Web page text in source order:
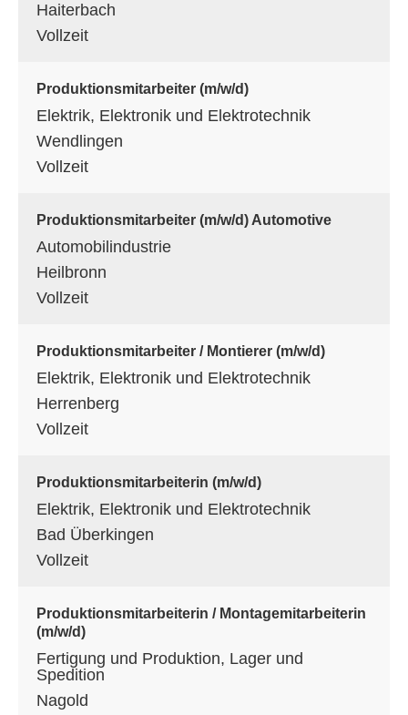
Produktionsmitarbeiterin / Montagemitarbeiterin
(m/w/d)
Fertigung und Produktion, Lager und
Spedition
Nagold
Produktionsmitarbeiterin (m/w/d)
Elektrik, Elektronik und Elektrotechnik
Bad Überkingen
Vollzeit
Produktionsmitarbeiter / Montierer (m/w/d)
Elektrik, Elektronik und Elektrotechnik
Herrenberg
Vollzeit
Produktionsmitarbeiter (m/w/d) Automotive
Automobilindustrie
Heilbronn
Vollzeit
Haiterbach
Vollzeit
Produktionsmitarbeiter (m/w/d)
Elektrik, Elektronik und Elektrotechnik
Wendlingen
Vollzeit